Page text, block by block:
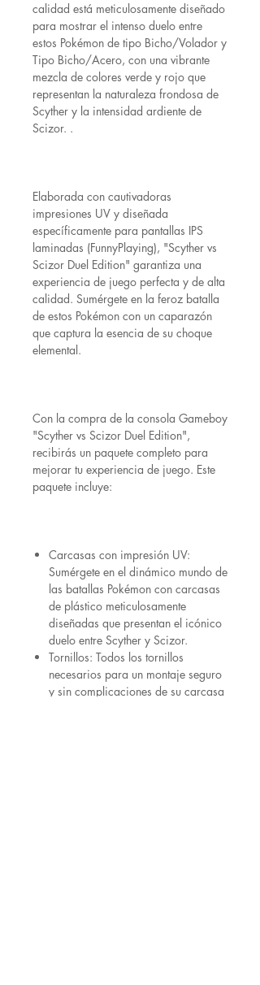
calidad está meticulosamente diseñado
para mostrar el intenso duelo entre
estos Pokémon de tipo Bicho/Volador y
Tipo Bicho/Acero, con una vibrante
mezcla de colores verde y rojo que
representan la naturaleza frondosa de
Scyther y la intensidad ardiente de
Scizor. .
Elaborada con cautivadoras
impresiones UV y diseñada
específicamente para pantallas IPS
laminadas (FunnyPlaying), "Scyther vs
Scizor Duel Edition" garantiza una
experiencia de juego perfecta y de alta
calidad. Sumérgete en la feroz batalla
de estos Pokémon con un caparazón
que captura la esencia de su choque
elemental.
Con la compra de la consola Gameboy
"Scyther vs Scizor Duel Edition",
recibirás un paquete completo para
mejorar tu experiencia de juego. Este
paquete incluye:
Carcasas con impresión UV:
Sumérgete en el dinámico mundo de
las batallas Pokémon con carcasas
de plástico meticulosamente
diseñadas que presentan el icónico
duelo entre Scyther y Scizor.
Tornillos: Todos los tornillos
necesarios para un montaje seguro
y sin complicaciones de su carcasa